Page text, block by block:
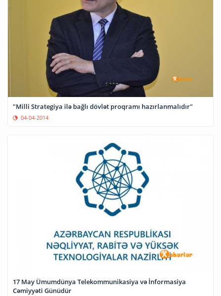
"Milli Strategiya ilə bağlı dövlət proqramı hazırlanmalıdır"
04-04-2014
17 May Ümumdünya Telekommunikasiya və İnformasiya
Cəmiyyəti Günüdür